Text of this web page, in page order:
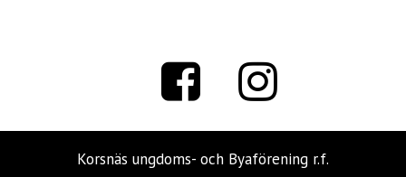
Korsnäs ungdoms- och Byaförening r.f.